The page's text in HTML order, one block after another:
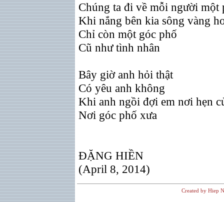
Chúng ta đi về mỗi người một
Khi nắng bên kia sông vàng
Chỉ còn một góc phố
Cũ như tình nhân
Bây giờ anh hỏi thật
Có yêu anh không
Khi anh ngồi đợi em nơi hẹn
Nơi góc phố xưa
ĐẶNG HIỀN
(April 8, 2014)
Created by Hiep